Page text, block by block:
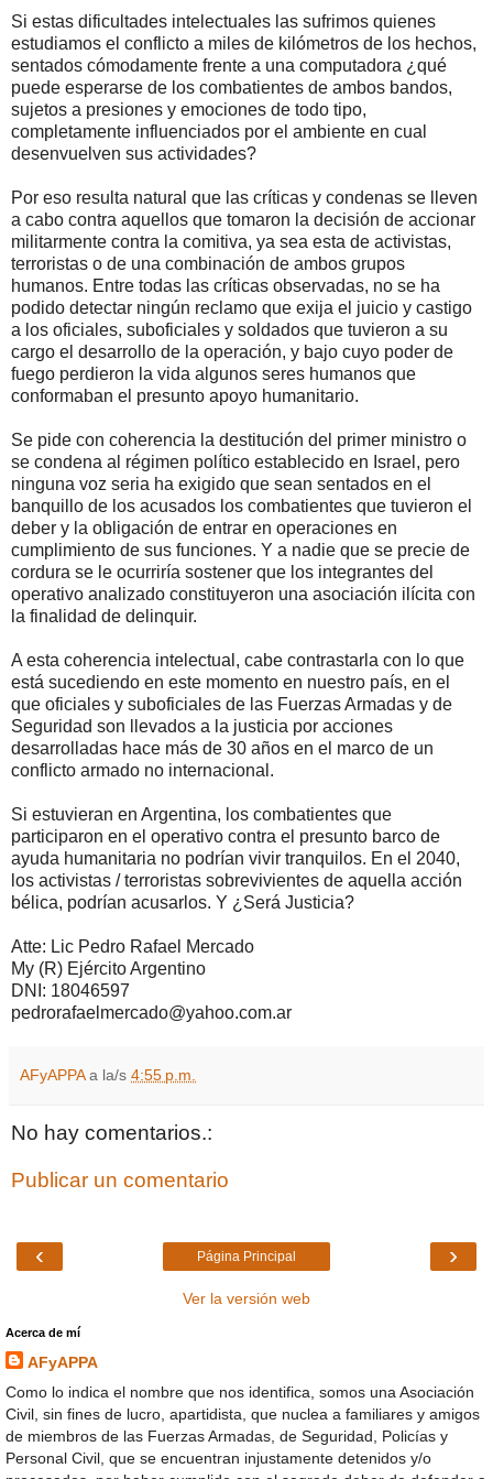
Si estas dificultades intelectuales las sufrimos quienes
estudiamos el conflicto a miles de kilómetros de los hechos,
sentados cómodamente frente a una computadora ¿qué
puede esperarse de los combatientes de ambos bandos,
sujetos a presiones y emociones de todo tipo,
completamente influenciados por el ambiente en cual
desenvuelven sus actividades?
Por eso resulta natural que las críticas y condenas se lleven
a cabo contra aquellos que tomaron la decisión de accionar
militarmente contra la comitiva, ya sea esta de activistas,
terroristas o de una combinación de ambos grupos
humanos. Entre todas las críticas observadas, no se ha
podido detectar ningún reclamo que exija el juicio y castigo
a los oficiales, suboficiales y soldados que tuvieron a su
cargo el desarrollo de la operación, y bajo cuyo poder de
fuego perdieron la vida algunos seres humanos que
conformaban el presunto apoyo humanitario.
Se pide con coherencia la destitución del primer ministro o
se condena al régimen político establecido en Israel, pero
ninguna voz seria ha exigido que sean sentados en el
banquillo de los acusados los combatientes que tuvieron el
deber y la obligación de entrar en operaciones en
cumplimiento de sus funciones. Y a nadie que se precie de
cordura se le ocurriría sostener que los integrantes del
operativo analizado constituyeron una asociación ilícita con
la finalidad de delinquir.
A esta coherencia intelectual, cabe contrastarla con lo que
está sucediendo en este momento en nuestro país, en el
que oficiales y suboficiales de las Fuerzas Armadas y de
Seguridad son llevados a la justicia por acciones
desarrolladas hace más de 30 años en el marco de un
conflicto armado no internacional.
Si estuvieran en Argentina, los combatientes que
participaron en el operativo contra el presunto barco de
ayuda humanitaria no podrían vivir tranquilos. En el 2040,
los activistas / terroristas sobrevivientes de aquella acción
bélica, podrían acusarlos. Y ¿Será Justicia?
Atte: Lic Pedro Rafael Mercado
My (R) Ejército Argentino
DNI: 18046597
pedrorafaelmercado@yahoo.com.ar
AFyAPPA a la/s 4:55 p.m.
No hay comentarios.:
Publicar un comentario
‹ ›
Página Principal
Ver la versión web
Acerca de mí
AFyAPPA
Como lo indica el nombre que nos identifica, somos una Asociación
Civil, sin fines de lucro, apartidista, que nuclea a familiares y amigos
de miembros de las Fuerzas Armadas, de Seguridad, Policías y
Personal Civil, que se encuentran injustamente detenidos y/o